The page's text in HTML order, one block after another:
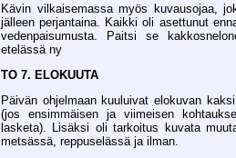
Kävin vilkaisemassa myös kuvausojaa,
jälleen perjantaina. Kaikki oli asettunut
vedenpaisumusta. Paitsi se
etelässä ny
TO 7. ELOKUUTA
Päivän ohjelmaan kuuluivat elokuvan
(jos ensimmäisen ja viimeisen
lasketa). Lisäksi oli tarkoitus kuvata
metsässä, reppuselässä ja ilman.